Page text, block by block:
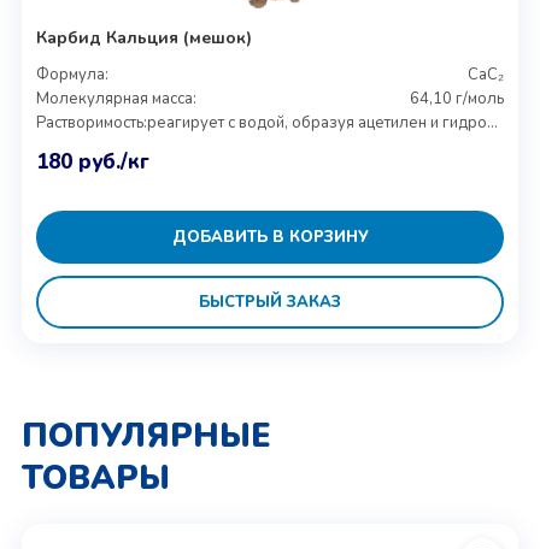
Карбид Кальция (мешок)
Формула:
CaC₂
Молекулярная масса:
64,10 г/моль
Растворимость:
реагирует с водой, образуя ацетилен и гидроксид кальция
180 руб./кг
ДОБАВИТЬ В КОРЗИНУ
БЫСТРЫЙ ЗАКАЗ
ПОПУЛЯРНЫЕ
ТОВАРЫ